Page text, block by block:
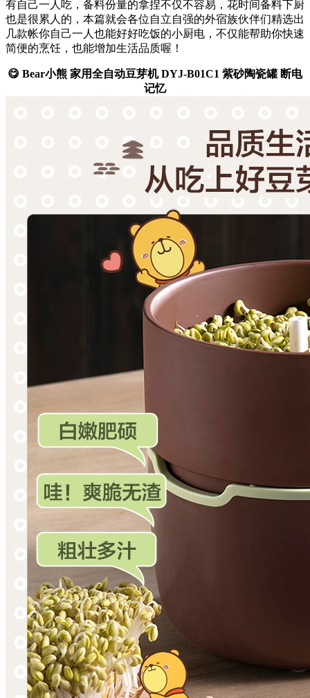
有自己一人吃，备料份量的拿捏不仅不容易，花时间备料下厨
也是很累人的，本篇就会各位自立自强的外宿族伙伴们精选出
几款帐你自己一人也能好好吃饭的小厨电，不仅能帮助你快速
简便的烹饪，也能增加生活品质喔！
😋 Bear小熊 家用全自动豆芽机 DYJ-B01C1 紫砂陶瓷罐 断电
记忆